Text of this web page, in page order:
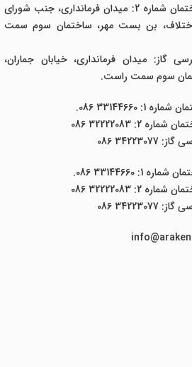
- ساختمان شماره 2: میدان فرمانداری، جنب شورای
بن بست مهر، ساختمان سوم سمت
گاز: میدان فرمانداری، خیابان جماران،
سوم سمت راست.
1: 33144660 086.
2: 32222083 086
34223077 086
1: 33144660 086.
2: 32222083 086
34223077 086